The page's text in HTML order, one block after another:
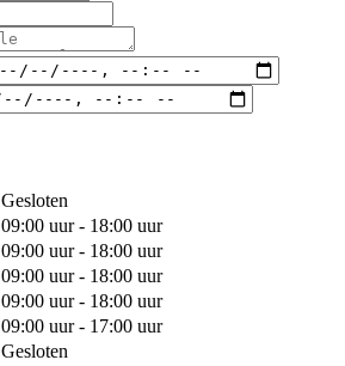
Gesloten
09:00 uur - 18:00 uur
09:00 uur - 18:00 uur
09:00 uur - 18:00 uur
09:00 uur - 18:00 uur
09:00 uur - 17:00 uur
Gesloten